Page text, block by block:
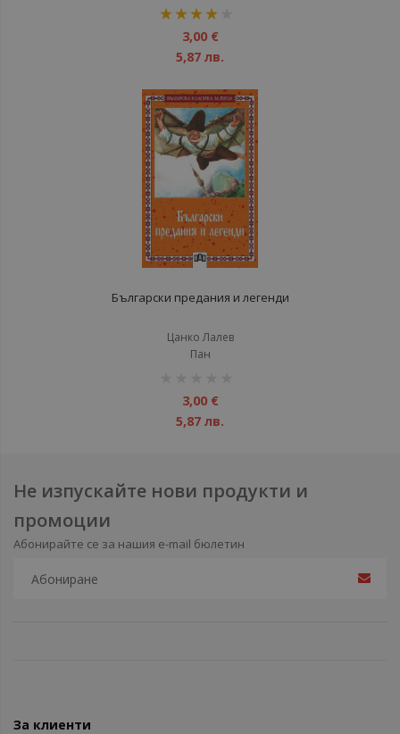
рейтинг:
3,00 €
5,87 лв.
Български предания и легенди
Цанко Лалев
Пан
3,00 €
5,87 лв.
Не изпускайте нови продукти и
промоции
Абонирайте се за нашия e-mail бюлетин
За клиенти